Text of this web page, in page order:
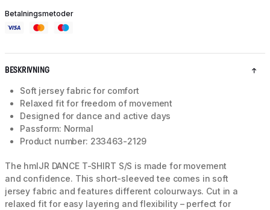
Betalningsmetoder
BESKRIVNING
Soft jersey fabric for comfort
Relaxed fit for freedom of movement
Designed for dance and active days
Passform: Normal
Product number: 233463-2129
The hmlJR DANCE T-SHIRT S/S is made for movement
and confidence. This short-sleeved tee comes in soft
jersey fabric and features different colourways. Cut in a
relaxed fit for easy layering and flexibility – perfect for